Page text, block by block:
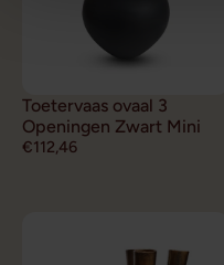
Toetervaas ovaal 3
Openingen Zwart Mini
€112,46